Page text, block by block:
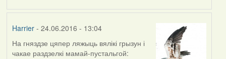
Harrier- 24.06.2016 - 13:04
На гняздзе цяпер ляжыць вялікі грызун і
чакае раздзелкі мамай-пустальгой: